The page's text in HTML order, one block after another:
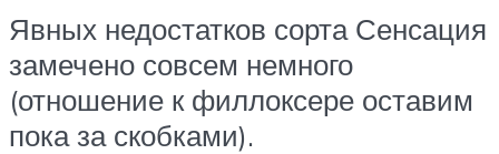
Явных недостатков сорта Сенсация
замечено совсем немного
(отношение к филлоксере оставим
пока за скобками).